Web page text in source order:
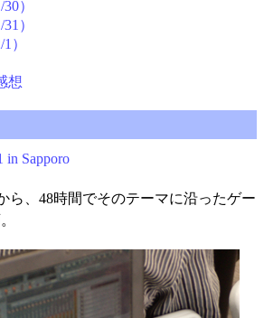
）
）
）
想
in Sapporo
ら、48時間でそのテーマに沿ったゲー